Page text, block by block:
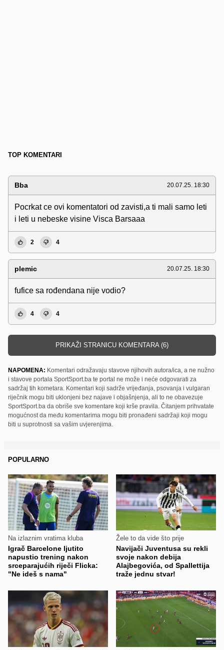
TOP KOMENTARI
Bba 20.07.25. 18:30
Pocrkat ce ovi komentatori od zavisti,a ti mali samo leti
i leti u nebeske visine Visca Barsaaa
2 4
plemic 20.07.25. 18:30
fufice sa rođendana nije vodio?
4 4
PRIKAŽI STRANICU KOMENTARA (6)
NAPOMENA: Komentari odražavaju stavove njihovih autora/ica, a ne nužno
i stavove portala SportSport.ba te portal ne može i neće odgovarati za
sadržaj tih kometara. Komentari koji sadrže vrijeđanja, psovanja i vulgaran
riječnik mogu biti uklonjeni bez najave i objašnjenja, ali to ne obavezuje
SportSport.ba da obriše sve komentare koji krše pravila. Čitanjem prihvatate
mogućnost da među komentarima mogu biti pronađeni sadržaji koji mogu
biti u suprotnosti sa vašim uvjerenjima.
POPULARNO
Na izlaznim vratima kluba
Igrač Barcelone ljutito
napustio trening nakon
srceparajućih riječi Flicka:
"Ne ideš s nama"
Žele to da vide što prije
Navijači Juventusa su rekli
svoje nakon debija
Alajbegovića, od Spallettija
traže jednu stvar!